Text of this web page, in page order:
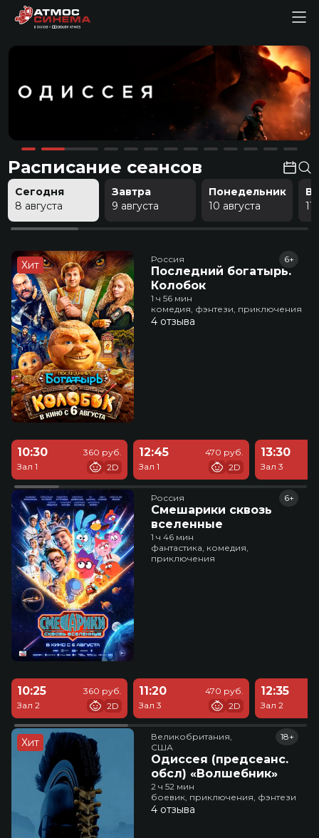
Расписание сеансов
Сегодня
8 августа
Завтра
9 августа
Понедельник
10 августа
11
Хит Россия
Последний богатырь.
Колобок
6+
1 ч 56 мин
комедия, фэнтези, приключения
4 отзыва
10:30
Зал 1
360 руб.
2D
12:45
Зал 1
470 руб.
2D
13:30
Зал 3
Россия
Смешарики сквозь
вселенные
6+
1 ч 46 мин
фантастика, комедия,
приключения
10:25
Зал 2
360 руб.
2D
11:20
Зал 3
470 руб.
2D
12:35
Зал 2
Хит
Великобритания,
США
Одиссея (предсеанс.
обсл) «Волшебник»
18+
2 ч 52 мин
боевик, приключения, фэнтези
4 отзыва